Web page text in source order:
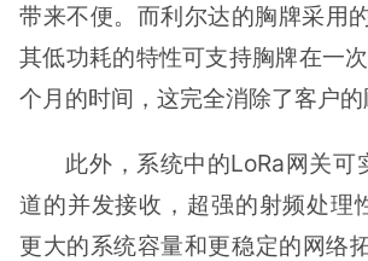
带来不便。而利尔达的胸牌采用
其低功耗的特性可支持胸牌在一
个月的时间，这完全消除了客户的
此外，系统中的LoRa网关可
道的并发接收，超强的射频处理
更大的系统容量和更稳定的网络